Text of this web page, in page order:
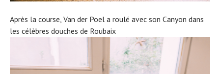
Après la course, Van der Poel a roulé avec son Canyon dans
les célèbres douches de Roubaix